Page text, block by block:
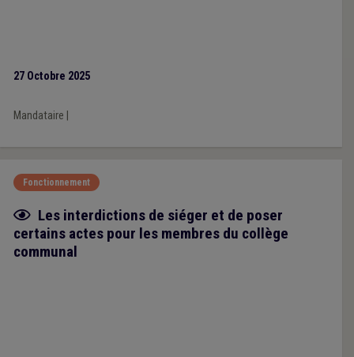
27 Octobre 2025
Mandataire
Fonctionnement
Fiche focus
Les interdictions de siéger et de poser
certains actes pour les membres du collège
communal